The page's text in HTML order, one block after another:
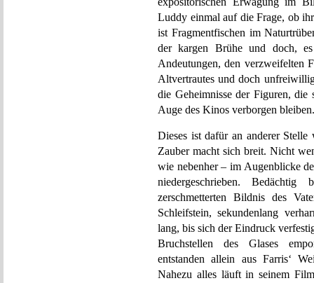
Luddy einmal auf die Frage, ob
ist Fragmentfischen im
der kargen Brühe und doch,
Andeutungen, den verzweifelten
Altvertrautes und doch
die Geheimnisse der Figuren,
Auge des Kinos verborgen bleiben.
Dieses ist dafür an anderer Stelle
Zauber macht sich breit. Nicht
wie nebenher – im Augenblicke
niedergeschrieben.
zerschmetterten Bildnis des
Schleifstein, sekundenlang
lang, bis sich der Eindruck
Bruchstellen des Glases
entstanden allein aus Farris‘
Nahezu alles läuft in seinem